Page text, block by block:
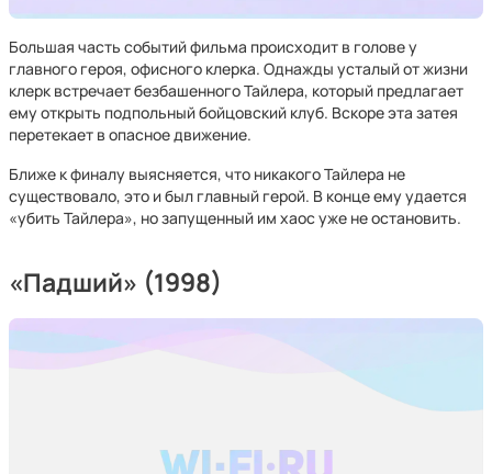
Большая часть событий фильма происходит в голове у
главного героя, офисного клерка. Однажды усталый от жизни
клерк встречает безбашенного Тайлера, который предлагает
ему открыть подпольный бойцовский клуб. Вскоре эта затея
перетекает в опасное движение.
Ближе к финалу выясняется, что никакого Тайлера не
существовало, это и был главный герой. В конце ему удается
«убить Тайлера», но запущенный им хаос уже не остановить.
«Падший» (1998)